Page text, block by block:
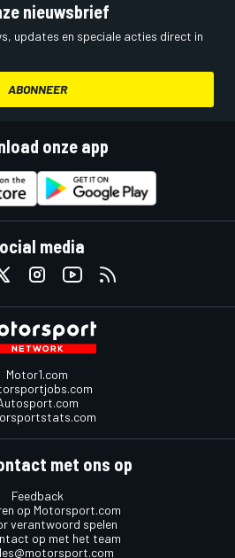
nieuwsbrief
updates en speciale acties direct in
ABONNEER
onze app
media
Motor1.com
met ons op
Feedback
op Motorsport.com
verantwoord spelen
op met het team